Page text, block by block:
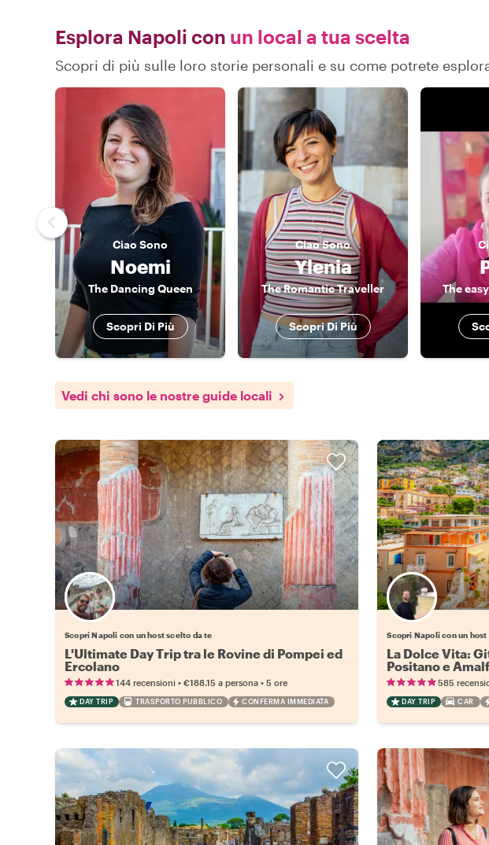
Esplora Napoli con un local a tua scelta
Scopri di più sulle loro storie personali e su come potrete
CiaoSono
Noemi
The Dancing Queen
Scopri Di Più
CiaoSono
Ylenia
The Romantic Traveller
Scopri Di Più
The
Vedi chi sono le nostre guide locali
Scegli il tuo local preferito
Scopri Napoli con un host scelto da te
L'Ultimate Day Trip tra le Rovine di Pompei ed
Ercolano
144 recensioni • €188.15 a persona • 5 ore
DAY TRIP TRASPORTO PUBBLICO CONFERMA IMMEDIATA
Scegli
Scopri Napoli con un
La Dolce Vita:
Positano e
585
DAY TRIP CAR